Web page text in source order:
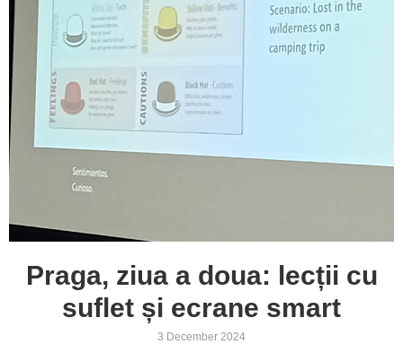
Praga, ziua a doua: lecții cu
suflet și ecrane smart
3 December 2024